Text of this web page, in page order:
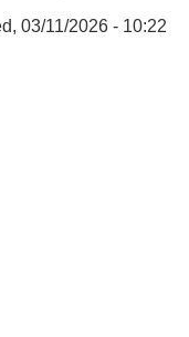
03/11/2026 - 10:22